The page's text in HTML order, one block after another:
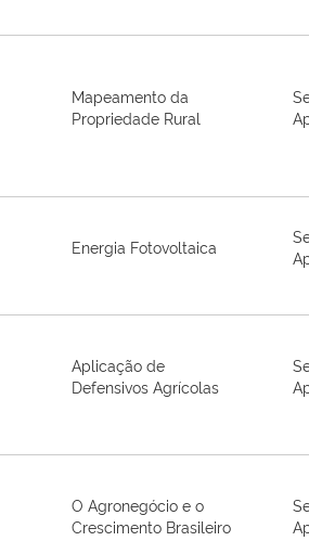
Mapeamento da
Propriedade Rural
Energia Fotovoltaica
Aplicação de
Defensivos Agrícolas
O Agronegócio e o
Crescimento Brasileiro